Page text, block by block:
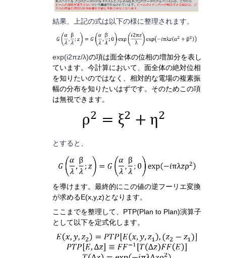
結果、上記の式は以下の様に整理されます。
exp⁡(i2πz/λ)の項は面全体の位相の増加分を表し
ています。今計算において、面全体の絶対位相
を知りたいのではなく、相対的な電場の複素振
幅の分布を知りたいはずです。そのためこの項
は無視できます。
とすると、
を導けます。 最終的にこの値の逆フーリエ変換
が求めるE(x,y,z)となります。
ここまでを整理して、 PTP(Plan to Plan)演算子
として以下を定式化します。